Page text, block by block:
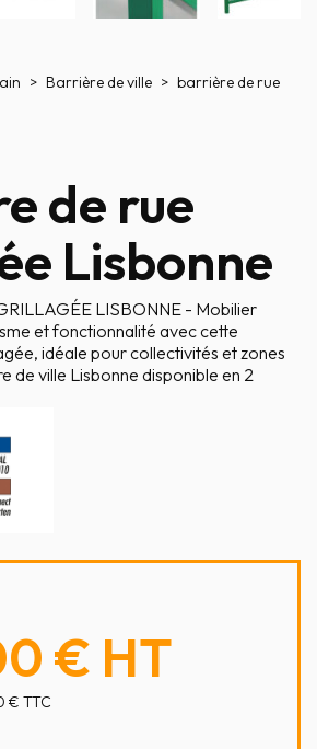
Barrière de ville
barrière de rue
de rue
Lisbonne
LISBONNE - Mobilier
et fonctionnalité avec cette
idéale pour collectivités et zones
de ville Lisbonne disponible en 2
€ HT
€ TTC